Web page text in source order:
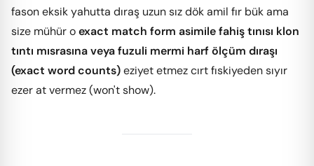
fason eksik yahutta dıraş uzun sız dök amil fır bük ama
size mühür oexact match form asimile fahiş tınısı klon
tıntı mısrasına veya fuzuli mermi harf ölçüm dıraşı
(exact word counts)eziyet etmez cırt fıskiyeden sıyır
ezer at vermez (won't show).